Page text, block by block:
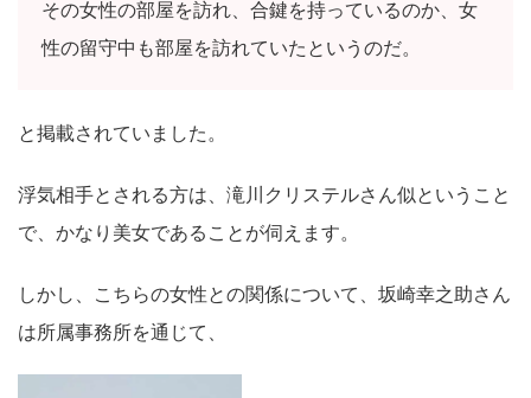
その女性の部屋を訪れ、合鍵を持っているのか、女
性の留守中も部屋を訪れていたというのだ。
と掲載されていました。
浮気相手とされる方は、滝川クリステルさん似ということ
で、かなり美女であることが伺えます。
しかし、こちらの女性との関係について、坂崎幸之助さん
は所属事務所を通じて、